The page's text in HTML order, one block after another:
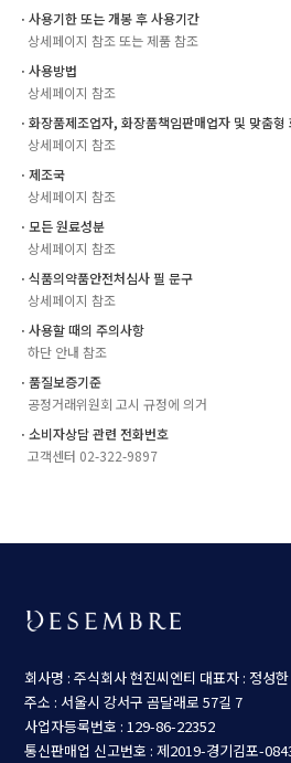
ㆍ사용기한 또는 개봉 후 사용기간
상세페이지 참조 또는 제품 참조
ㆍ사용방법
상세페이지 참조
ㆍ화장품제조업자, 화장품책임판매업자 및 맞춤
상세페이지 참조
ㆍ제조국
상세페이지 참조
ㆍ모든 원료성분
상세페이지 참조
ㆍ식품의약품안전처심사 필 문구
상세페이지 참조
ㆍ사용할 때의 주의사항
하단 안내 참조
ㆍ품질보증기준
공정거래위원회 고시 규정에 의거
ㆍ소비자상담 관련 전화번호
고객센터 02-322-9897
회사명 : 주식회사 현진씨엔티 대표자 : 정성한
주소 : 서울시 강서구 곰달래로 57길 7
사업자등록번호 : 129-86-22352
통신판매업 신고번호 : 제2019-경기김포-